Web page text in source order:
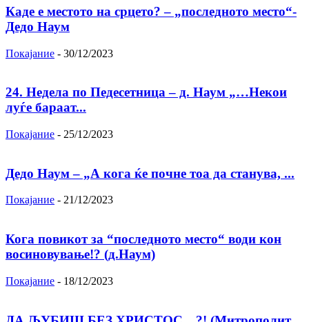
Каде е местото на срцето? – „последното место“-
Дедо Наум
Покајание - 30/12/2023
24. Недела по Педесетница – д. Наум „…Некои
луѓе бараат...
Покајание - 25/12/2023
Дедо Наум – „А кога ќе почне тоа да станува, ...
Покајание - 21/12/2023
Кога повикот за “последното место“ води кон
восиновување!? (д.Наум)
Покајание - 18/12/2023